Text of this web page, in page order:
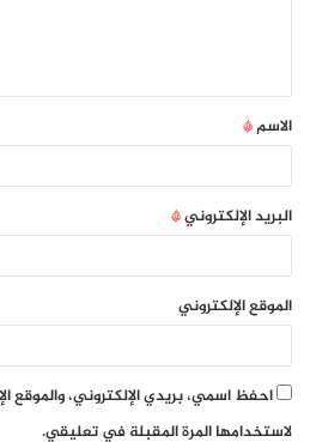
الاسم*
البريد الإلكتروني*
الموقع الإلكتروني
احفظ اسمي، بريدي الإلكتروني، والموقع
لاستخدامها المرة المقبلة في تعليقي.